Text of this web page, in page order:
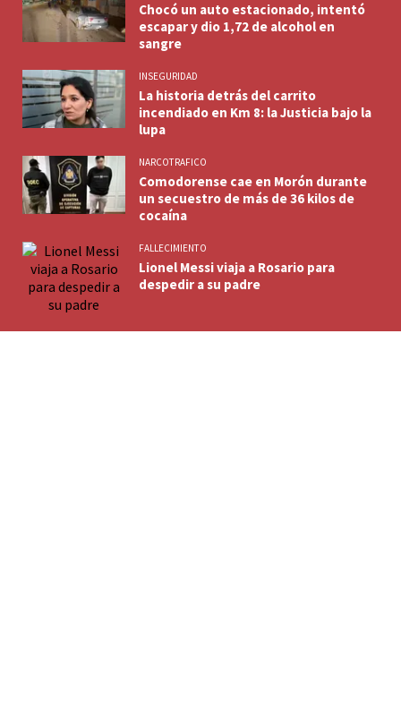
Chocó un auto estacionado, intentó
escapar y dio 1,72 de alcohol en
sangre
INSEGURIDAD
La historia detrás del carrito
incendiado en Km 8: la Justicia bajo la
lupa
NARCOTRAFICO
Comodorense cae en Morón durante
un secuestro de más de 36 kilos de
cocaína
FALLECIMIENTO
Lionel Messi viaja a Rosario para
despedir a su padre